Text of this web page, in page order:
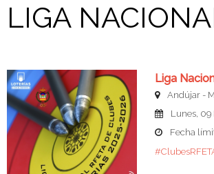
LIGA
Liga
Andújar -
Lunes,
Fecha